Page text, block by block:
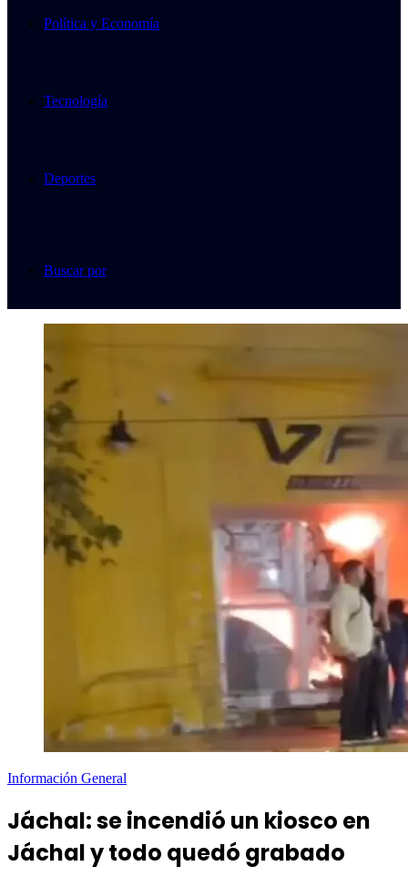
Política y Economía
Tecnología
Deportes
Buscar por
Información General
Jáchal: se incendió un kiosco en
Jáchal y todo quedó grabado